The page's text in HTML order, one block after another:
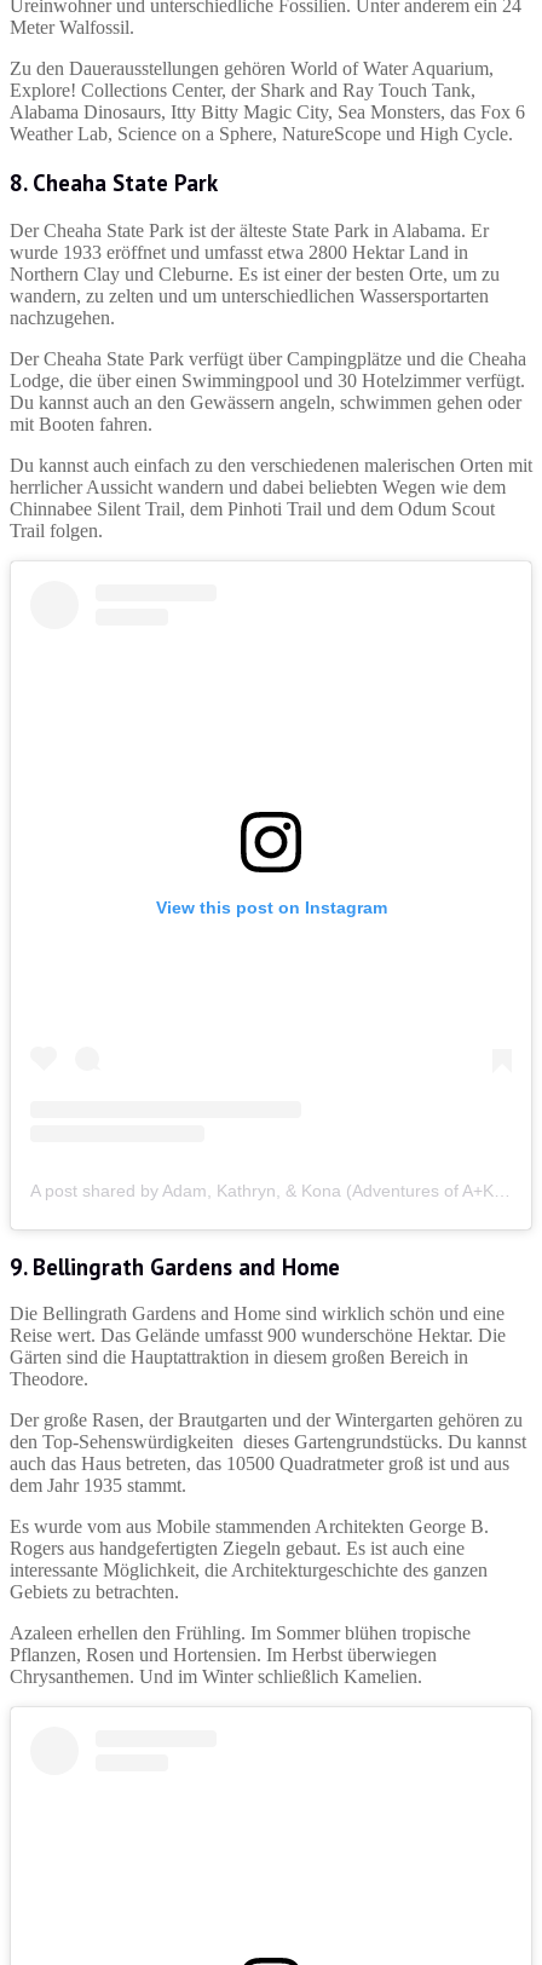
Ureinwohner und unterschiedliche Fossilien. Unter anderem ein 24
Meter Walfossil.
Zu den Dauerausstellungen gehören World of Water Aquarium,
Explore! Collections Center, der Shark and Ray Touch Tank,
Alabama Dinosaurs, Itty Bitty Magic City, Sea Monsters, das Fox 6
Weather Lab, Science on a Sphere, NatureScope und High Cycle.
8. Cheaha State Park
Der Cheaha State Park ist der älteste State Park in Alabama. Er
wurde 1933 eröffnet und umfasst etwa 2800 Hektar Land in
Northern Clay und Cleburne. Es ist einer der besten Orte, um zu
wandern, zu zelten und um unterschiedlichen Wassersportarten
nachzugehen.
Der Cheaha State Park verfügt über Campingplätze und die Cheaha
Lodge, die über einen Swimmingpool und 30 Hotelzimmer verfügt.
Du kannst auch an den Gewässern angeln, schwimmen gehen oder
mit Booten fahren.
Du kannst auch einfach zu den verschiedenen malerischen Orten mit
herrlicher Aussicht wandern und dabei beliebten Wegen wie dem
Chinnabee Silent Trail, dem Pinhoti Trail und dem Odum Scout
Trail folgen.
View this post on Instagram
9. Bellingrath Gardens and Home
Die Bellingrath Gardens and Home sind wirklich schön und eine
Reise wert. Das Gelände umfasst 900 wunderschöne Hektar. Die
Gärten sind die Hauptattraktion in diesem großen Bereich in
Theodore.
Der große Rasen, der Brautgarten und der Wintergarten gehören zu
den Top-Sehenswürdigkeiten dieses Gartengrundstücks. Du kannst
auch das Haus betreten, das 10500 Quadratmeter groß ist und aus
dem Jahr 1935 stammt.
Es wurde vom aus Mobile stammenden Architekten George B.
Rogers aus handgefertigten Ziegeln gebaut. Es ist auch eine
interessante Möglichkeit, die Architekturgeschichte des ganzen
Gebiets zu betrachten.
Azaleen erhellen den Frühling. Im Sommer blühen tropische
Pflanzen, Rosen und Hortensien. Im Herbst überwiegen
Chrysanthemen. Und im Winter schließlich Kamelien.